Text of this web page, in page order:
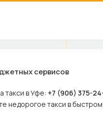
сервисов
такси в Уфе: +7 (906) 375-
недорогое такси в